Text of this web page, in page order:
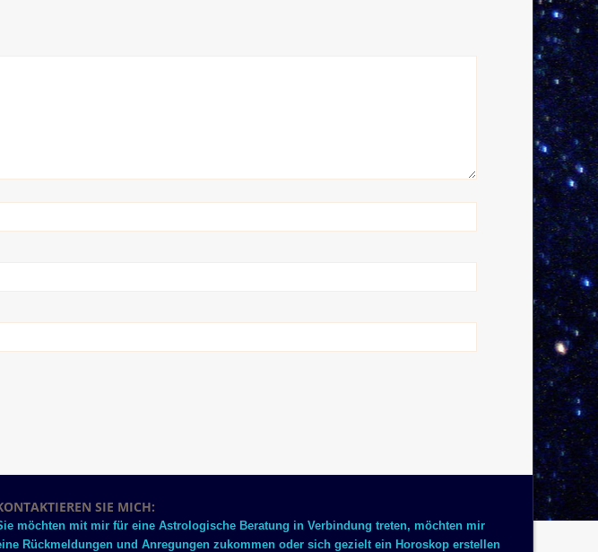
SIE MICH:
möchten mit mir für eine Astrologische Beratung in Verbindung treten, möchten mir
Rückmeldungen und Anregungen zukommen oder sich gezielt ein Horoskop erstellen